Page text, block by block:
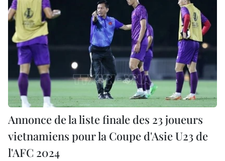
Annonce de la liste finale des 23 joueurs
vietnamiens pour la Coupe d'Asie U23 de
l'AFC 2024